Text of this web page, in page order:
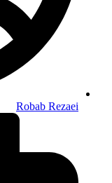
Robab Rezaei